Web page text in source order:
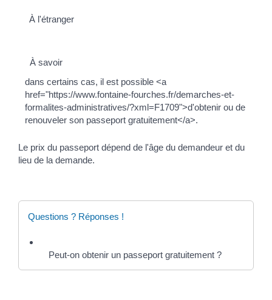
À l'étranger
À savoir
dans certains cas, il est possible <a
href="https://www.fontaine-fourches.fr/demarches-et-
formalites-administratives/?xml=F1709">d'obtenir ou de
renouveler son passeport gratuitement</a>.
Le prix du passeport dépend de l'âge du demandeur et du
lieu de la demande.
Questions ? Réponses !
Peut-on obtenir un passeport gratuitement ?